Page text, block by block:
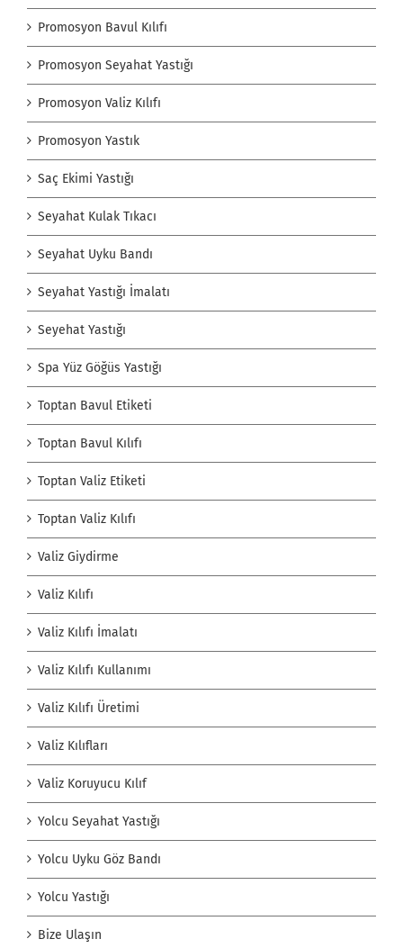
Promosyon Bavul Kılıfı
Promosyon Seyahat Yastığı
Promosyon Valiz Kılıfı
Promosyon Yastık
Saç Ekimi Yastığı
Seyahat Kulak Tıkacı
Seyahat Uyku Bandı
Seyahat Yastığı İmalatı
Seyehat Yastığı
Spa Yüz Göğüs Yastığı
Toptan Bavul Etiketi
Toptan Bavul Kılıfı
Toptan Valiz Etiketi
Toptan Valiz Kılıfı
Valiz Giydirme
Valiz Kılıfı
Valiz Kılıfı İmalatı
Valiz Kılıfı Kullanımı
Valiz Kılıfı Üretimi
Valiz Kılıfları
Valiz Koruyucu Kılıf
Yolcu Seyahat Yastığı
Yolcu Uyku Göz Bandı
Yolcu Yastığı
Bize Ulaşın